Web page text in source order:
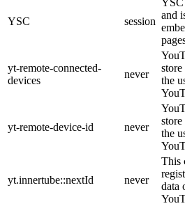
YSC session
YSC
and
yt-remote-connected-
devices
never
the
yt-remote-device-id never
the
yt.innertube::nextId never
This
data